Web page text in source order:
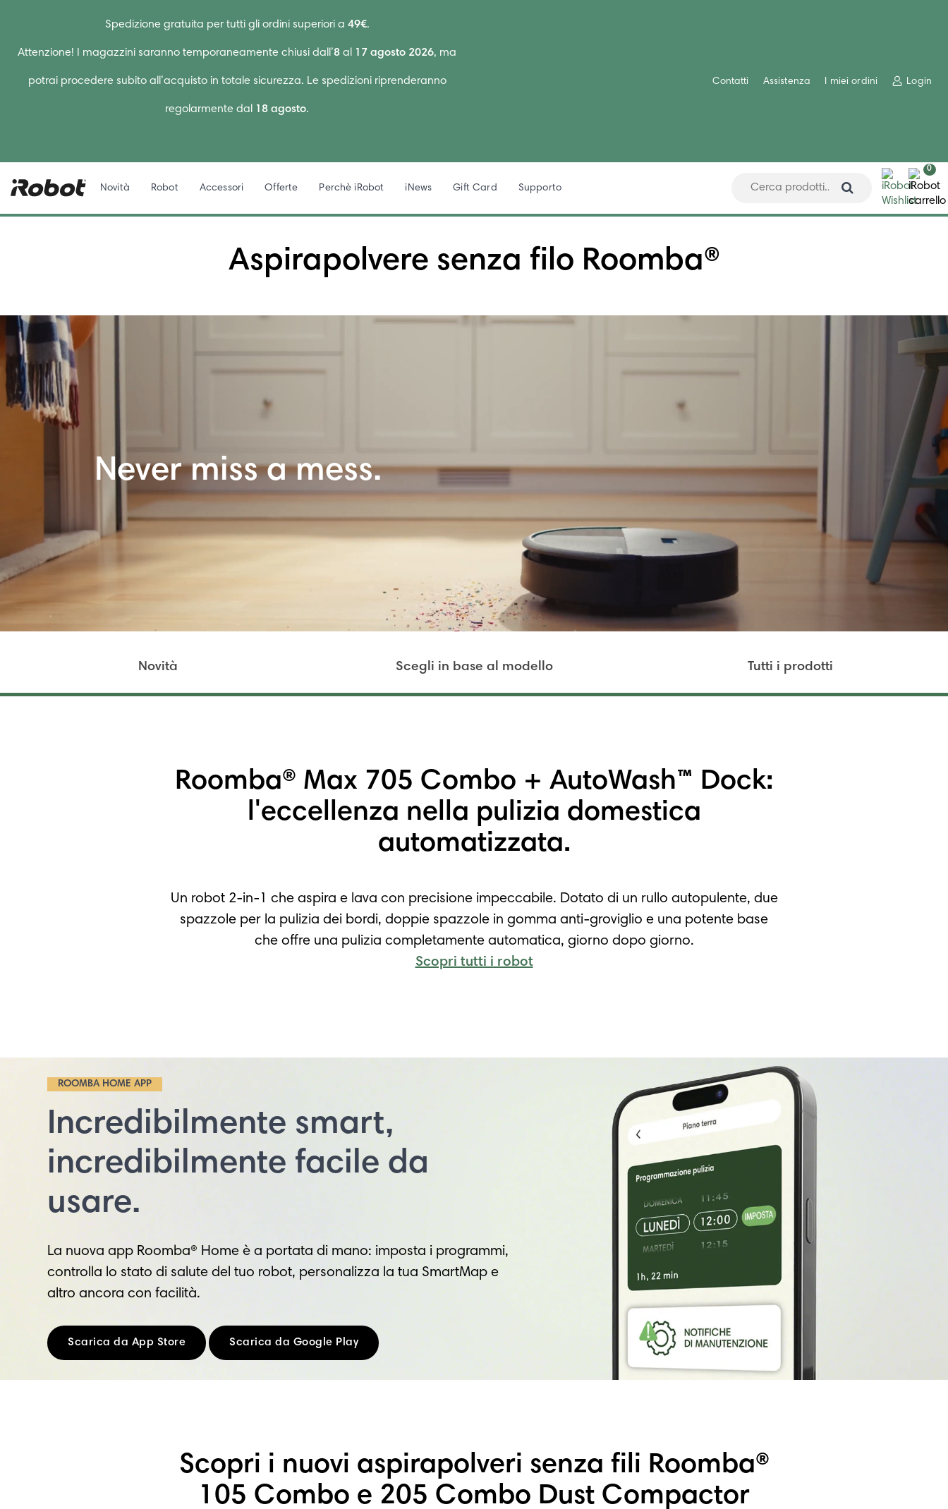
Spedizione gratuita per tutti gli ordini superiori a 49€.
Attenzione! I magazzini saranno temporaneamente chiusi dall’8 al 17 agosto 2026, ma
potrai procedere subito all’acquisto in totale sicurezza. Le spedizioni riprenderanno
regolarmente dal 18 agosto.
Contatti Assistenza I miei ordini Login
Novità Robot Accessori Offerte Perchè iRobot iNews Gift Card Supporto
0
Aspirapolvere senza filo Roomba®
Never miss a mess.
Novità Scegli in base al modello Tutti i prodotti
Roomba® Max 705 Combo + AutoWash™ Dock:
l'eccellenza nella pulizia domestica
automatizzata.
Un robot 2-in-1 che aspira e lava con precisione impeccabile. Dotato di un rullo autopulente, due
spazzole per la pulizia dei bordi, doppie spazzole in gomma anti-groviglio e una potente base
che offre una pulizia completamente automatica, giorno dopo giorno.
Scopri tutti i robot
ROOMBA HOME APP
Incredibilmente smart,
incredibilmente facile da
usare.
La nuova app Roomba® Home è a portata di mano: imposta i programmi,
controlla lo stato di salute del tuo robot, personalizza la tua SmartMap e
altro ancora con facilità.
Scarica da App Store Scarica da Google Play
Scopri i nuovi aspirapolveri senza fili Roomba®
105 Combo e 205 Combo Dust Compactor